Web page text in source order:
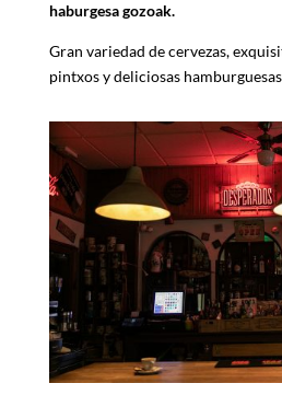
haburgesa gozoak.
Gran variedad de cervezas,
pintxos y deliciosas